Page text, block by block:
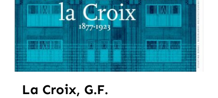
La Croix, G.F.